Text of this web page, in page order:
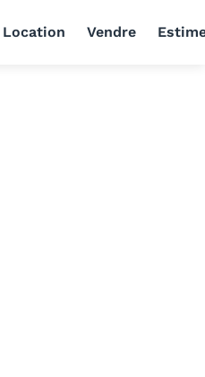
Location Vendre